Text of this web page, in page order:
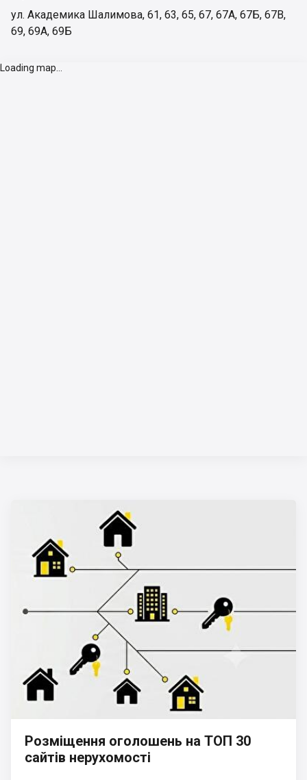
ул. Академика Шалимова, 61, 63, 65, 67, 67А, 67Б, 67В,
69, 69А, 69Б
Loading map...
Розміщення оголошень на ТОП 30
сайтів нерухомості